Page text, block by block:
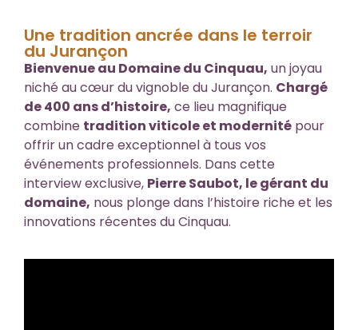
Une tradition ancrée dans le terroir
du Jurançon
Bienvenue au Domaine du Cinquau, un joyau
niché au cœur du vignoble du Jurançon. Chargé
de 400 ans d’histoire, ce lieu magnifique
combine tradition viticole et modernité pour
offrir un cadre exceptionnel à tous vos
événements professionnels. Dans cette
interview exclusive, Pierre Saubot, le gérant du
domaine, nous plonge dans l’histoire riche et les
innovations récentes du Cinquau.